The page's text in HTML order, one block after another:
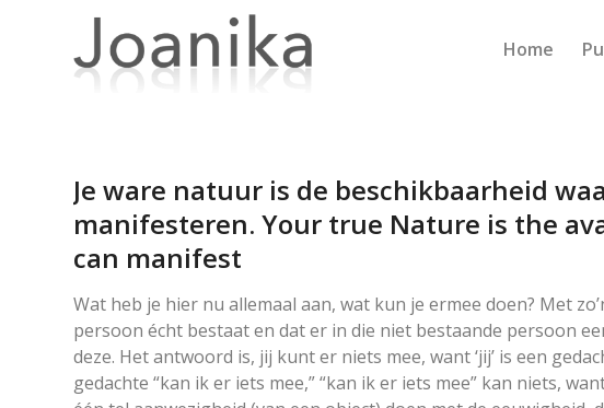
Home
Je ware natuur is de beschikbaarheid
manifesteren. Your true Nature is the
can manifest
Wat heb je hier nu allemaal aan, wat kun je ermee doen? Met
persoon écht bestaat en dat er in die niet bestaande persoon
deze. Het antwoord is, jij kunt er niets mee, want ‘jij’ is een
gedachte “kan ik er iets mee,” “kan ik er iets mee” kan niets,